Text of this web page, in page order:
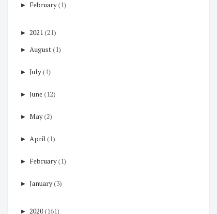
► February(1)
► 2021 (21)
► August(1)
► July(1)
► June (12)
► May(2)
► April (1)
► February(1)
► January(3)
► 2020(161)